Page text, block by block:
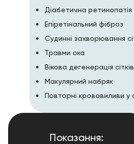
Діабетична ретинопатія
Епіретінальний фіброз
Судинні захворювання
Травми ока
Вікова дегенерація
Макулярний набряк
Повторні крововиливи у
Показання: